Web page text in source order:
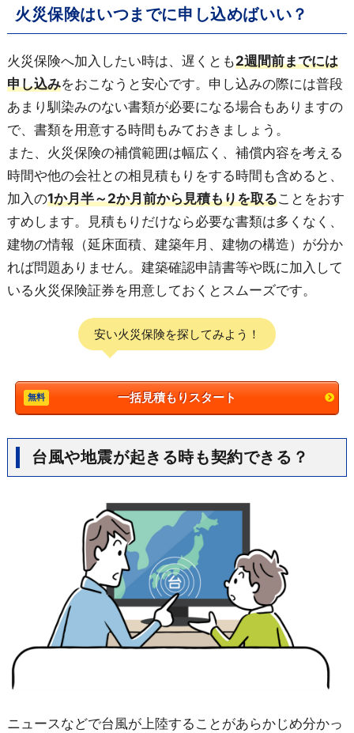
火災保険はいつまでに申し込めばいい？
火災保険へ加入したい時は、遅くとも2週間前までには
申し込みをおこなうと安心です。申し込みの際には普段
あまり馴染みのない書類が必要になる場合もありますの
で、書類を用意する時間もみておきましょう。
また、火災保険の補償範囲は幅広く、補償内容を考える
時間や他の会社との相見積もりをする時間も含めると、
加入の1か月半～2か月前から見積もりを取ることをおす
すめします。見積もりだけなら必要な書類は多くなく、
建物の情報（延床面積、建築年月、建物の構造）が分か
れば問題ありません。建築確認申請書等や既に加入して
いる火災保険証券を用意しておくとスムーズです。
安い火災保険を探してみよう！
一括見積もりスタート
台風や地震が起きる時も契約できる？
ニュースなどで台風が上陸することがあらかじめ分かっ